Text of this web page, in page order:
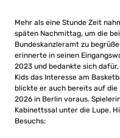
Mehr als eine Stunde Zeit
späten Nachmittag, um die
Bundeskanzleramt zu
erinnerte in seinen
2023 und bedankte sich
Kids das Interesse am
blickte er auch bereits auf
2026 in Berlin voraus.
Kabinettssal unter die Lupe.
Besuchs: